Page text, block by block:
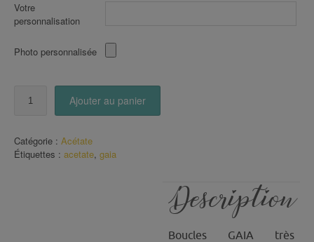
Votre
personnalisation
Photo personnalisée
(9)
Ajouter au panier
Catégorie : Acétate
Étiquettes : acetate, gaia
Description
Boucles GAIA très